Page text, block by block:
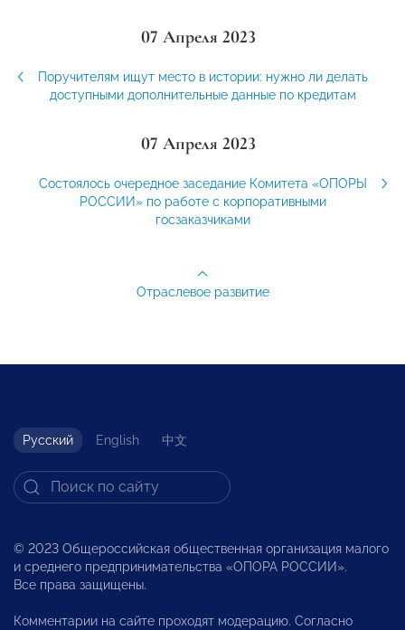
07 Апреля 2023
Поручителям ищут место в истории: нужно ли делать
доступными дополнительные данные по кредитам
07 Апреля 2023
Состоялось очередное заседание Комитета «ОПОРЫ
РОССИИ» по работе с корпоративными
госзаказчиками
Отраслевое развитие
Русский English 中文
© 2023 Общероссийская общественная организация малого
и среднего предпринимательства «ОПОРА РОССИИ».
Все права защищены.
Комментарии на сайте проходят модерацию. Согласно